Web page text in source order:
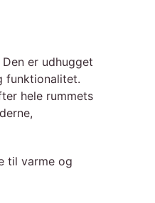
er udhugget
funktionalitet.
hele rummets
til varme og